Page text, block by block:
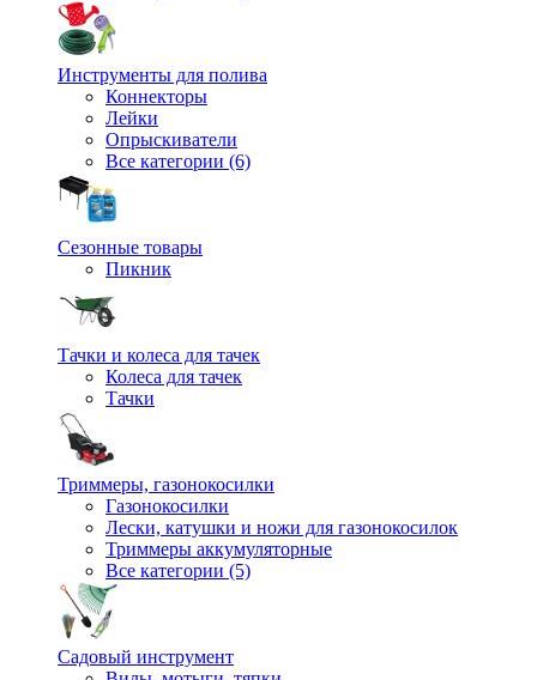
Инструменты для полива
Коннекторы
Лейки
Опрыскиватели
Все категории (6)
Сезонные товары
Пикник
Тачки и колеса для тачек
Колеса для тачек
Тачки
Триммеры, газонокосилки
Газонокосилки
Лески, катушки и ножи для газонокосилок
Триммеры аккумуляторные
Все категории (5)
Садовый инструмент